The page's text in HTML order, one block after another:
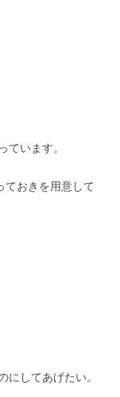
います。
ておきを用意して
してあげたい。